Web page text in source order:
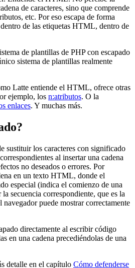
de caracteres, sino que comprende
etc. Por eso escapa de forma
de las etiquetas HTML, dentro de
de plantillas de PHP con escapado
sistema de plantillas realmente
Latte entiende el HTML, ofrece otras
ejemplo, los n:atributos. O la
enlaces. Y muchas más.
sustituir los caracteres con significado
al insertar una cadena
no deseados o errores. Por
en un texto HTML, donde el
especial (indica el comienzo de una
secuencia correspondiente, que es la
navegador puede mostrar correctamente
directamente al escribir código
en una cadena precediéndolas de una
detalle en el capítulo Cómo defenderse